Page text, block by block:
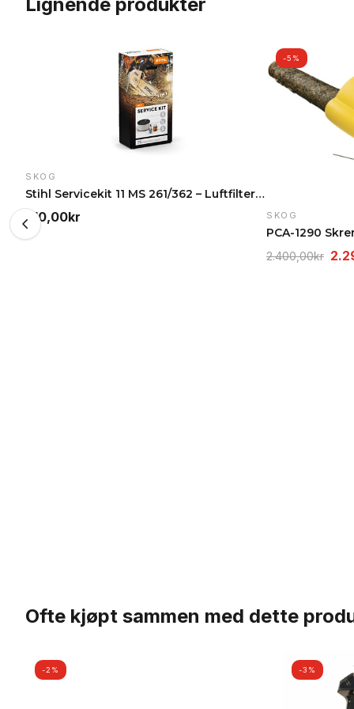
SKOG
Stihl Servicekit 11 MS 261/362 – Luftfilter, tennp…
210,00kr
-5%
SKOG
2.400,00kr
Ofte kjøpt sammen med dette
-2% -3%